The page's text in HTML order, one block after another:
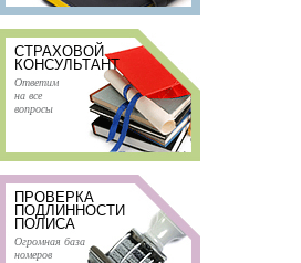
СТРАХОВОЙ
КОНСУЛЬТАНТ
Ответим
на все
вопросы
ПРОВЕРКА
ПОДЛИННОСТИ
ПОЛИСА
Огромная база
номеров